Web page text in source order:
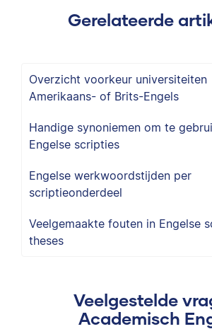
Gerelateerde
Overzicht voorkeur universiteiten
Amerikaans- of Brits-Engels
Handige synoniemen om te
Engelse scripties
Engelse werkwoordstijden per
scriptieonderdeel
Veelgemaakte fouten in Engelse
theses
Veelgestelde
Academisch